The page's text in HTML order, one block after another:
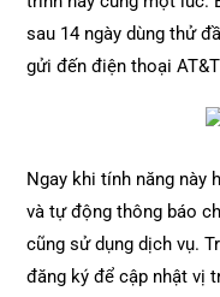
sau 14 ngày dùng thử
gửi đến điện thoại
Ngay khi tính năng này
và tự động thông báo
cũng sử dụng dịch vụ.
đăng ký để cập nhật vị